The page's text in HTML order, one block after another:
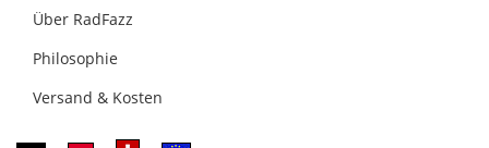
Über RadFazz
Philosophie
Versand & Kosten